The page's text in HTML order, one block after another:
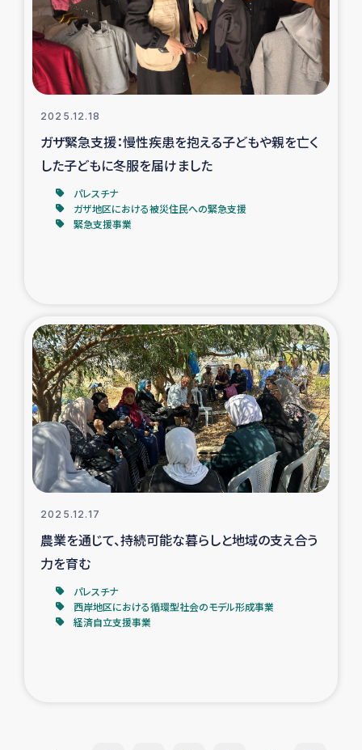
2025.12.18
ガザ緊急支援：慢性疾患を抱える子どもや親を亡く
した子どもに冬服を届けました
パレスチナ
ガザ地区における被災住民への緊急支援
緊急支援事業
2025.12.17
農業を通じて、持続可能な暮らしと地域の支え合う
力を育む
パレスチナ
西岸地区における循環型社会のモデル形成事業
経済自立支援事業